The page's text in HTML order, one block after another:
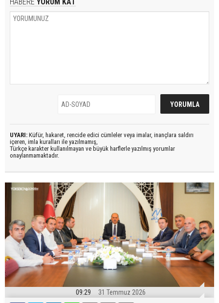
UYARI: Küfür, hakaret, rencide edici cümleler veya imalar, inançlara saldırı
içeren, imla kuralları ile yazılmamış,
Türkçe karakter kullanılmayan ve büyük harflerle yazılmış yorumlar
onaylanmamaktadır.
09:29 31 Temmuz 2026